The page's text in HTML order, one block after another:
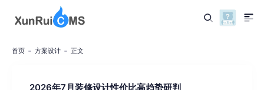
首页 方案设计 正文
2026年7月装修设计性价比高趋势研判